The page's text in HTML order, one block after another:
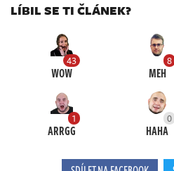
LÍBIL SE TI ČLÁNEK?
43
WOW
8
MEH
1
ARRGG
0
HAHA